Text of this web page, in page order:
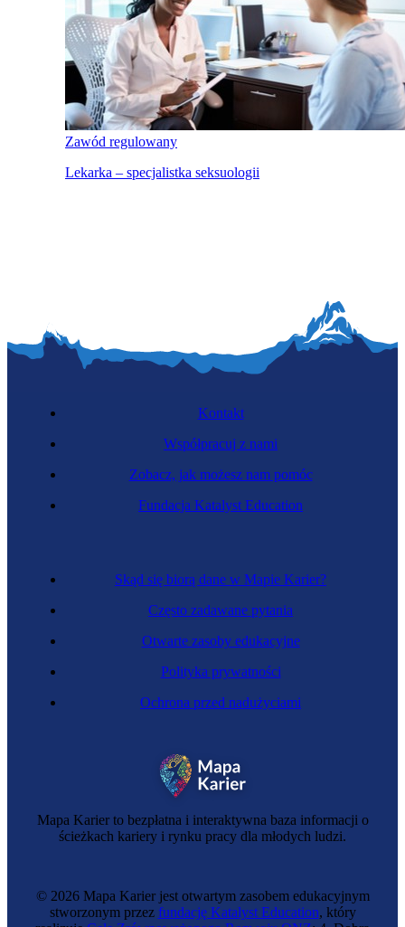
Zawód regulowany
Lekarka – specjalistka seksuologii
Mapa Karier to bezpłatna i interaktywna baza informacji o
ścieżkach kariery i rynku pracy dla młodych ludzi.
Skąd się biorą dane w Mapie Karier?
Często zadawane pytania
Otwarte zasoby edukacyjne
Polityka prywatności
Ochrona przed nadużyciami
Kontakt
Współpracuj z nami
Zobacz, jak możesz nam pomóc
Fundacja Katalyst Education
© 2026 Mapa Karier jest otwartym zasobem edukacyjnym
stworzonym przez fundację Katalyst Education, który